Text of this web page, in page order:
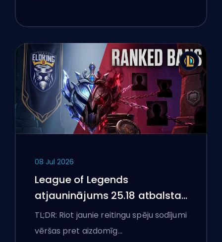
08 Jul 2026
League of Legends
atjauninājums 25.18 atbalsta
aizliegumus un boostēšanas
karogus
TL;DR: Riot jaunie reitingu spēju sodījumi
vēršas pret aizdomīg…